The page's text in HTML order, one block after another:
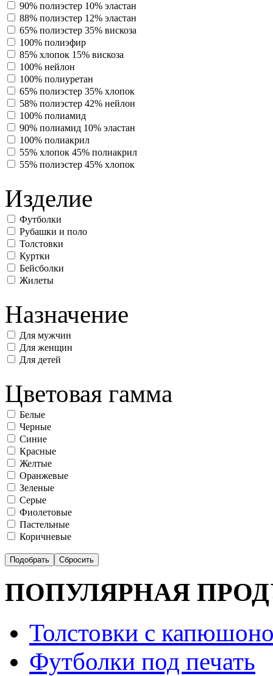
90% полиэстер 10% эластан
88% полиэстер 12% эластан
65% полиэстер 35% вискоза
100% полиэфир
85% хлопок 15% вискоза
100% нейлон
100% полиуретан
65% полиэстер 35% хлопок
58% полиэстер 42% нейлон
100% полиамид
90% полиамид 10% эластан
100% полиакрил
55% хлопок 45% полиакрил
55% полиэстер 45% хлопок
Изделие
Футболки
Рубашки и поло
Толстовки
Куртки
Бейсболки
Жилеты
Назначение
Для мужчин
Для женщин
Для детей
Цветовая гамма
Белые
Черные
Синие
Красные
Желтые
Оранжевые
Зеленые
Серые
Фиолетовые
Пастельные
Коричневые
ПОПУЛЯРНАЯ
Толстовки с
Футболки под печать